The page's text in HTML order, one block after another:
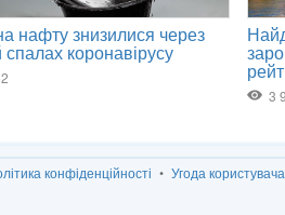
конфіденційності Угода користувача